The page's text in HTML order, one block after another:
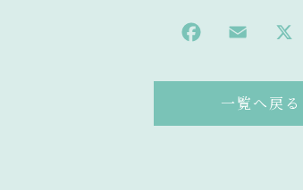
一覧へ戻る